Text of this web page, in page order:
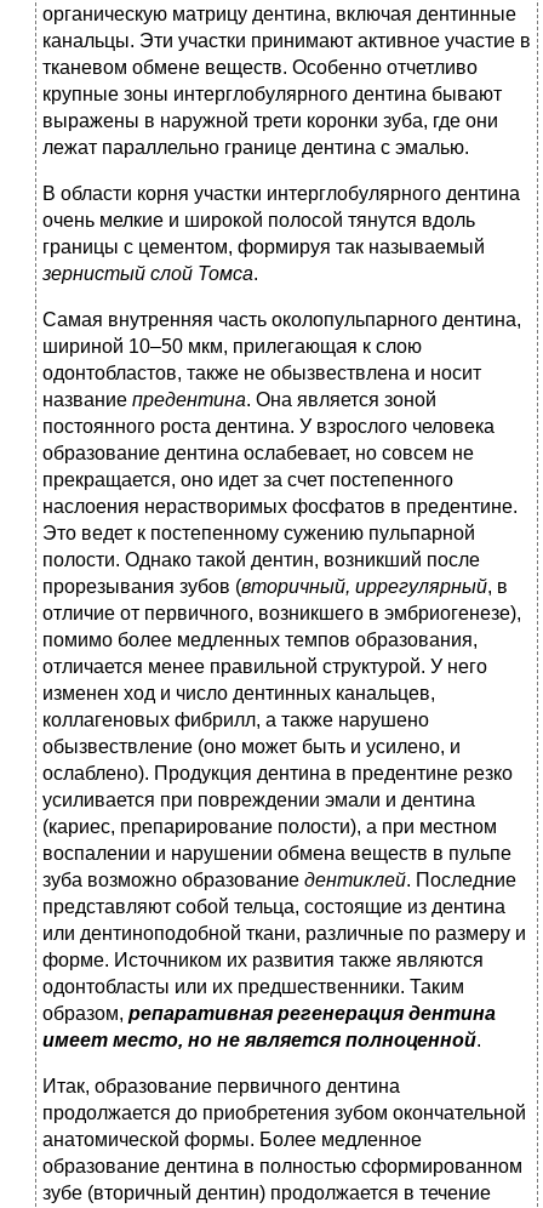
органическую матрицу дентина, включая дентинные
канальцы. Эти участки принимают активное участие в
тканевом обмене веществ. Особенно отчетливо
крупные зоны интерглобулярного дентина бывают
выражены в наружной трети коронки зуба, где они
лежат параллельно границе дентина с эмалью.
В области корня участки интерглобулярного дентина
очень мелкие и широкой полосой тянутся вдоль
границы с цементом, формируя так называемый
зернистый слой Томса.
Самая внутренняя часть околопульпарного дентина,
шириной 10–50 мкм, прилегающая к слою
одонтобластов, также не обызвествлена и носит
название предентина. Она является зоной
постоянного роста дентина. У взрослого человека
образование дентина ослабевает, но совсем не
прекращается, оно идет за счет постепенного
наслоения нерастворимых фосфатов в предентине.
Это ведет к постепенному сужению пульпарной
полости. Однако такой дентин, возникший после
прорезывания зубов (вторичный, иррегулярный, в
отличие от первичного, возникшего в эмбриогенезе),
помимо более медленных темпов образования,
отличается менее правильной структурой. У него
изменен ход и число дентинных канальцев,
коллагеновых фибрилл, а также нарушено
обызвествление (оно может быть и усилено, и
ослаблено). Продукция дентина в предентине резко
усиливается при повреждении эмали и дентина
(кариес, препарирование полости), а при местном
воспалении и нарушении обмена веществ в пульпе
зуба возможно образование дентиклей. Последние
представляют собой тельца, состоящие из дентина
или дентиноподобной ткани, различные по размеру и
форме. Источником их развития также являются
одонтобласты или их предшественники. Таким
образом, репаративная регенерация дентина
имеет место, но не является полноценной.
Итак, образование первичного дентина
продолжается до приобретения зубом окончательной
анатомической формы. Более медленное
образование дентина в полностью сформированном
зубе (вторичный дентин) продолжается в течение